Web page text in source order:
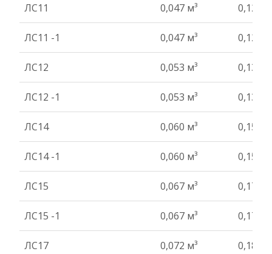
ЛС11 0,047 м³ 0,12 т
ЛС11 -1 0,047 м³ 0,12 т
ЛС12 0,053 м³ 0,13 т
ЛС12 -1 0,053 м³ 0,13 т
ЛС14 0,060 м³ 0,15 т
ЛС14 -1 0,060 м³ 0,15 т
ЛС15 0,067 м³ 0,17 т
ЛС15 -1 0,067 м³ 0,17 т
ЛС17 0,072 м³ 0,18 т